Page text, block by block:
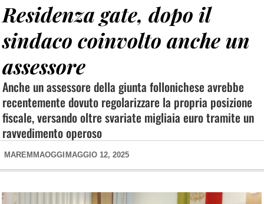
Residenza gate, dopo il
sindaco coinvolto anche un
assessore
Anche un assessore della giunta follonichese avrebbe
recentemente dovuto regolarizzare la propria posizione
fiscale, versando oltre svariate migliaia euro tramite un
ravvedimento operoso
MAREMMAOGGI MAGGIO 12, 2025